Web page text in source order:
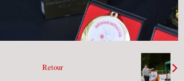
Retour